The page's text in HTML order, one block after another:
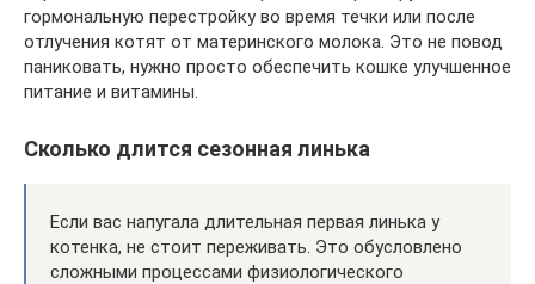
гормональную перестройку во время течки или после
отлучения котят от материнского молока. Это не повод
паниковать, нужно просто обеспечить кошке улучшенное
питание и витамины.
Сколько длится сезонная линька
Если вас напугала длительная первая линька у
котенка, не стоит переживать. Это обусловлено
сложными процессами физиологического